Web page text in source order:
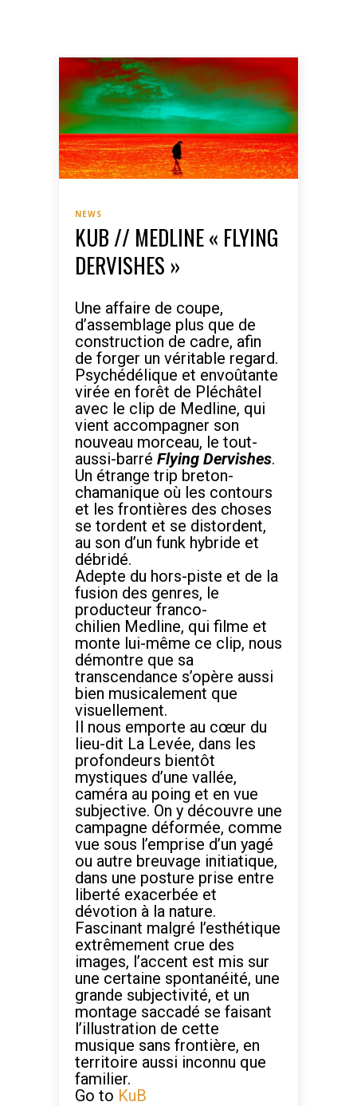
NEWS
KUB // MEDLINE « FLYING
DERVISHES »
Une affaire de coupe,
d’assemblage plus que de
construction de cadre, afin
de forger un véritable regard.
Psychédélique et envoûtante
virée en forêt de Pléchâtel
avec le clip de Medline, qui
vient accompagner son
nouveau morceau, le tout-
aussi-barré Flying Dervishes.
Un étrange trip breton-
chamanique où les contours
et les frontières des choses
se tordent et se distordent,
au son d’un funk hybride et
débridé.
Adepte du hors-piste et de la
fusion des genres, le
producteur franco-
chilien Medline, qui filme et
monte lui-même ce clip, nous
démontre que sa
transcendance s’opère aussi
bien musicalement que
visuellement.
Il nous emporte au cœur du
lieu-dit La Levée, dans les
profondeurs bientôt
mystiques d’une vallée,
caméra au poing et en vue
subjective. On y découvre une
campagne déformée, comme
vue sous l’emprise d’un yagé
ou autre breuvage initiatique,
dans une posture prise entre
liberté exacerbée et
dévotion à la nature.
Fascinant malgré l’esthétique
extrêmement crue des
images, l’accent est mis sur
une certaine spontanéité, une
grande subjectivité, et un
montage saccadé se faisant
l’illustration de cette
musique sans frontière, en
territoire aussi inconnu que
familier.
Go to KuB